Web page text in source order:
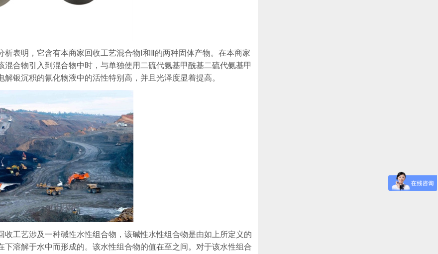
表明，它含有本商家回收工艺混合物Ⅰ和Ⅱ的两种固体产物。在本商家
合物引入到混合物中时，与单独使用二硫代氨基甲酰基二硫代氨基甲
银沉积的氰化物液中的活性特别高，并且光泽度显着提高。
工艺涉及一种碱性水性组合物，该碱性水性组合物是由如上所定义的
溶解于水中而形成的。该水性组合物的值在至之间。对于该水性组合